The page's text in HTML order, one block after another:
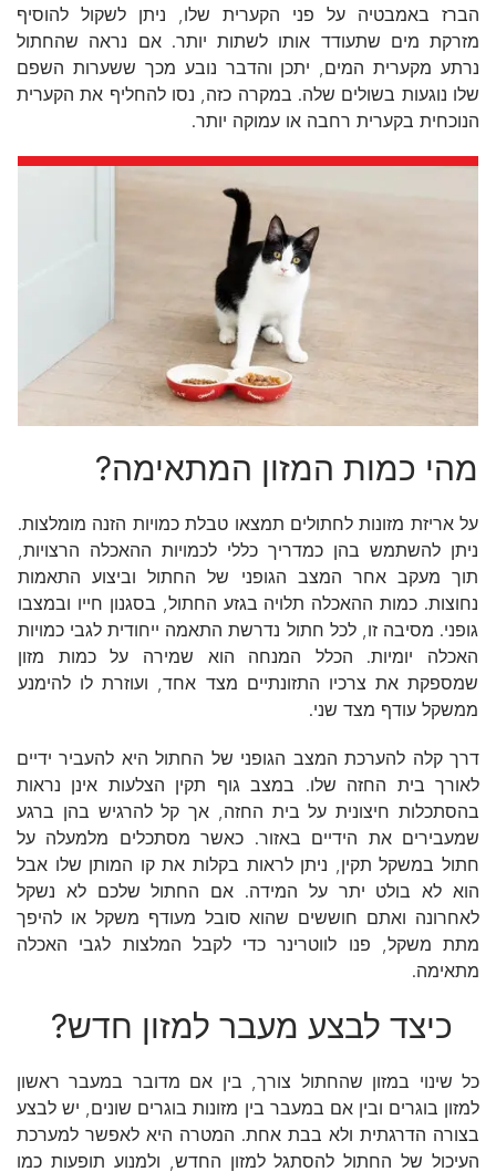
הברז באמבטיה על פני הקערית שלו, ניתן לשקול להוסיף
מזרקת מים שתעודד אותו לשתות יותר. אם נראה שהחתול
נרתע מקערית המים, יתכן והדבר נובע מכך ששערות השפם
שלו נוגעות בשולים שלה. במקרה כזה, נסו להחליף את הקערית
הנוכחית בקערית רחבה או עמוקה יותר.
מהי כמות המזון המתאימה?
על אריזת מזונות לחתולים תמצאו טבלת כמויות הזנה מומלצות.
ניתן להשתמש בהן כמדריך כללי לכמויות ההאכלה הרצויות,
תוך מעקב אחר המצב הגופני של החתול וביצוע התאמות
נחוצות. כמות ההאכלה תלויה בגזע החתול, בסגנון חייו ובמצבו
גופני. מסיבה זו, לכל חתול נדרשת התאמה ייחודית לגבי כמויות
האכלה יומיות. הכלל המנחה הוא שמירה על כמות מזון
שמספקת את צרכיו התזונתיים מצד אחד, ועוזרת לו להימנע
ממשקל עודף מצד שני.
דרך קלה להערכת המצב הגופני של החתול היא להעביר ידיים
לאורך בית החזה שלו. במצב גוף תקין הצלעות אינן נראות
בהסתכלות חיצונית על בית החזה, אך קל להרגיש בהן ברגע
שמעבירים את הידיים באזור. כאשר מסתכלים מלמעלה על
חתול במשקל תקין, ניתן לראות בקלות את קו המותן שלו אבל
הוא לא בולט יתר על המידה. אם החתול שלכם לא נשקל
לאחרונה ואתם חוששים שהוא סובל מעודף משקל או להיפך
מתת משקל, פנו לווטרינר כדי לקבל המלצות לגבי האכלה
מתאימה.
כיצד לבצע מעבר למזון חדש?
כל שינוי במזון שהחתול צורך, בין אם מדובר במעבר ראשון
למזון בוגרים ובין אם במעבר בין מזונות בוגרים שונים, יש לבצע
בצורה הדרגתית ולא בבת אחת. המטרה היא לאפשר למערכת
העיכול של החתול להסתגל למזון החדש, ולמנוע תופעות כמו